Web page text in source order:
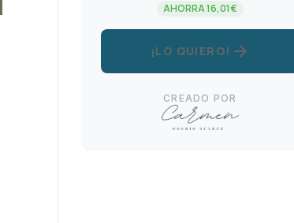
AHORRA 16,01€
¡LO QUIERO! arrow_forward
CREADO POR